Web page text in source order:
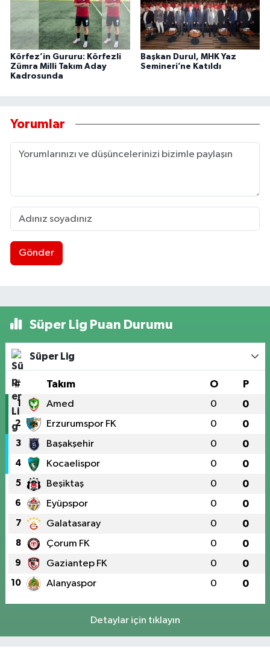
Körfez’in Gururu: Körfezli
Zümra Milli Takım Aday
Kadrosunda
Başkan Durul, MHK Yaz
Semineri’ne Katıldı
Yorumlar
Gönder
Süper Lig Puan Durumu
Süper Lig
# Takım O P
1 Amed 0 0
2 Erzurumspor FK 0 0
3 Başakşehir 0 0
4 Kocaelispor 0 0
5 Beşiktaş 0 0
6 Eyüpspor 0 0
7 Galatasaray 0 0
8 Çorum FK 0 0
9 Gaziantep FK 0 0
10 Alanyaspor 0 0
Detaylar için tıklayın